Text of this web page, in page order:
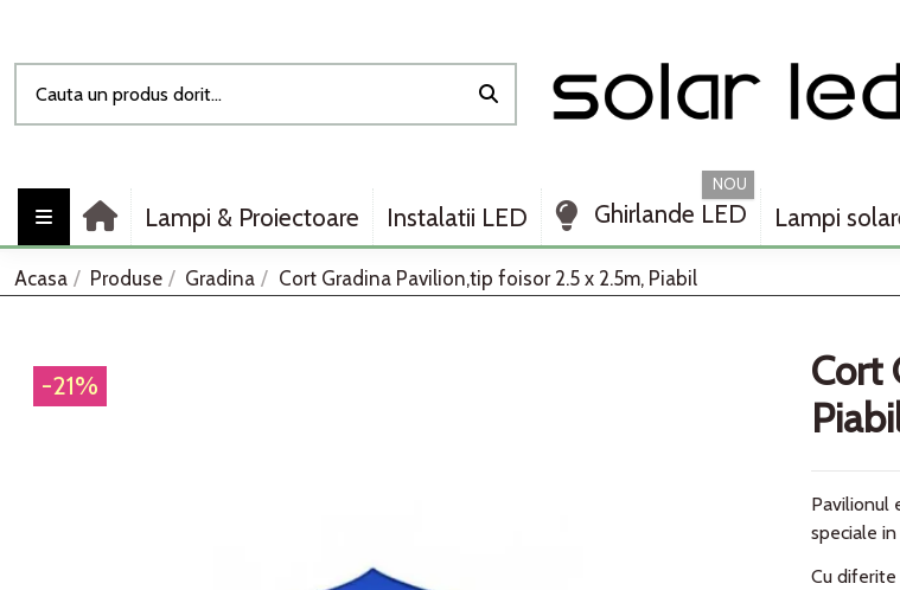
Lampi & Proiectoare Instalatii LED Ghirlande LED
NOU
Lampi
Acasa Produse Gradina Cort Gradina Pavilion,tip foisor 2.5 x 2.5m, Piabil
-21%
Cort
Pavilionul
speciale
Cu diferite